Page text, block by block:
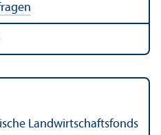
Landwirtschafts­fonds